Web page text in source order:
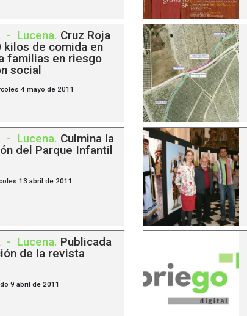
- Lucena. Cruz Roja
kilos de comida en
familias en riesgo
social
4 mayo de 2011
- Lucena. Culmina la
del Parque Infantil
13 abril de 2011
- Lucena. Publicada
de la revista
9 abril de 2011